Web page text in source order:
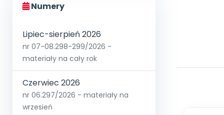
Numery
Lipiec-sierpień 2026
nr 07-08.298-299/2026 -
materiały na cały rok
Czerwiec 2026
nr 06.297/2026 - materiały na
wrzesień